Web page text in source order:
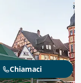
Chiamaci